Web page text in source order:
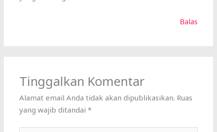
Balas
Tinggalkan Komentar
Alamat email Anda tidak akan dipublikasikan. Ruas
yang wajib ditandai*